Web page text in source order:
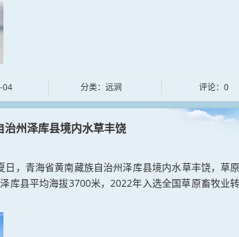
04 分类：远涧 评论：0
州泽库县境内水草丰饶
，青海省黄南藏族自治州泽库县境内水草丰饶，草
库县平均海拔3700米，2022年入选全国草原畜牧业